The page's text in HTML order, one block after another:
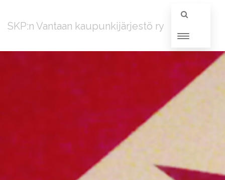
SKP:n Vantaan kaupunkijärjestö ry